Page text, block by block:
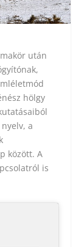
után
hölgy
a
között. A
is